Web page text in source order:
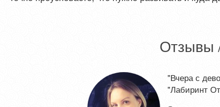
Отзывы
"Вчера с
"Лабиринт